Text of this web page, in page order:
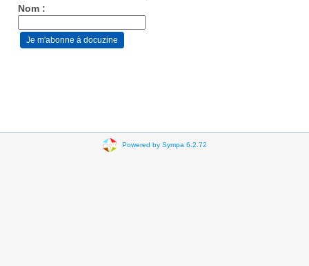
Nom :
Powered by Sympa 6.2.72